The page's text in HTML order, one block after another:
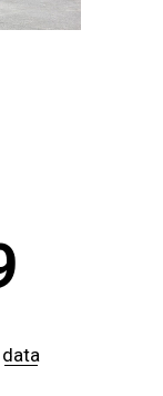
data